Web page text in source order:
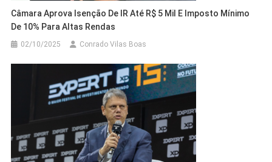
Câmara Aprova Isenção De IR Até R$ 5 Mil E Imposto Mínimo
De 10% Para Altas Rendas
02/10/2025 Conrado Vilas Boas